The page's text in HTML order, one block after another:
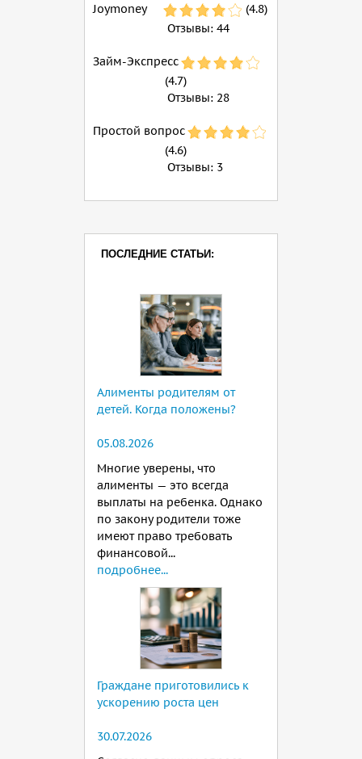
Joymoney
(4.8)
Отзывы: 44
Займ-Экспресс
(4.7)
Отзывы: 28
Простой вопрос
(4.6)
Отзывы: 3
ПОСЛЕДНИЕ СТАТЬИ:
Алименты родителям от
детей. Когда положены?
05.08.2026
Многие уверены, что
алименты — это всегда
выплаты на ребенка. Однако
по закону родители тоже
имеют право требовать
финансовой...
подробнее...
Граждане приготовились к
ускорению роста цен
30.07.2026